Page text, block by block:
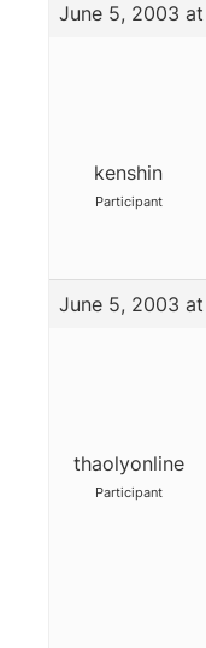
June 5, 2003 at
kenshin
Participant
June 5, 2003
thaolyonline
Participant